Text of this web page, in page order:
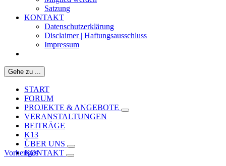
Satzung
KONTAKT
Datenschutzerklärung
Disclaimer | Haftungsausschluss
Impressum
Gehe zu ...
START
FORUM
PROJEKTE & ANGEBOTE
VERANSTALTUNGEN
BEITRÄGE
K13
ÜBER UNS
KONTAKT
Vorheriges